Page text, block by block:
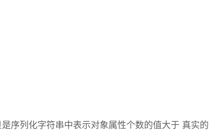
序列化字符串中表示对象属性个数的值大于 真实的